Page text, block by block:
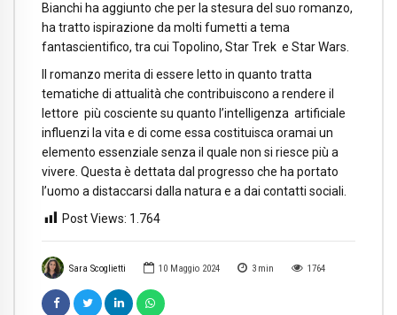
Sara Scoglietti 10 Maggio 2024 3 min 1764
Bianchi ha aggiunto che per la stesura del suo romanzo,
ha tratto ispirazione da molti fumetti a tema
fantascientifico, tra cui Topolino, Star Trek e Star Wars.
Il romanzo merita di essere letto in quanto tratta
tematiche di attualità che contribuiscono a rendere il
lettore più cosciente su quanto l’intelligenza artificiale
influenzi la vita e di come essa costituisca oramai un
elemento essenziale senza il quale non si riesce più a
vivere. Questa è dettata dal progresso che ha portato
l’uomo a distaccarsi dalla natura e a dai contatti sociali.
Post Views: 1.764